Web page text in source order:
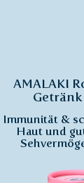
AMALAKI
Getränk
Immunität &
Haut und